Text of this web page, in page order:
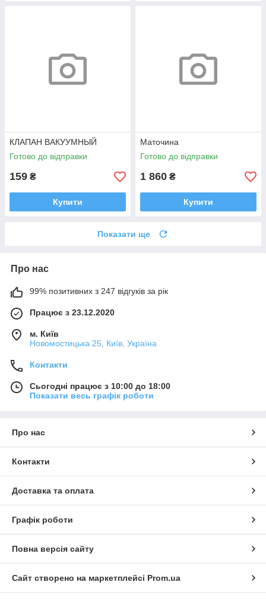
КЛАПАН ВАКУУМНЫЙ
Готово до відправки
159 ₴
Купити
Маточина
Готово до відправки
1 860 ₴
Купити
Показати ще
Про нас
99% позитивних з 247 відгуків за рік
Працює з 23.12.2020
м. Київ
Новомостицька 25, Київ, Україна
Контакти
Сьогодні працює з 10:00 до 18:00
Показати весь графік роботи
Про нас
Контакти
Доставка та оплата
Графік роботи
Повна версія сайту
Сайт створено на маркетплейсі Prom.ua